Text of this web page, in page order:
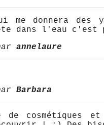
me donnera
dans l'eau c'est
annelaure
Barbara
de cosmétiques